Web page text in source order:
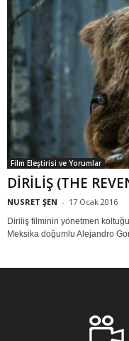
Film Eleştirisi ve Yorumlar
DİRİLİŞ (THE
NUSRET ŞEN - 17 Ocak 2016
Diriliş filminin yönetmen
Meksika doğumlu Alejandro